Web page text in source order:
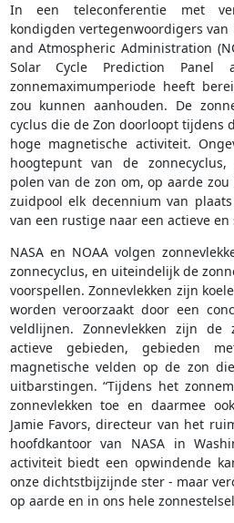
In een teleconferentie met
kondigden vertegenwoordigers van
and Atmospheric Administration
Solar Cycle Prediction
zonnemaximumperiode heeft
zou kunnen aanhouden. De
cyclus die de Zon doorloopt tijdens
hoge magnetische activiteit.
hoogtepunt van de
polen van de zon om, op aarde
zuidpool elk decennium van
van een rustige naar een actieve
NASA en NOAA volgen
zonnecyclus, en uiteindelijk de
voorspellen. Zonnevlekken zijn
worden veroorzaakt door een
veldlijnen. Zonnevlekken zijn de
actieve gebieden, gebieden
magnetische velden op de zon
uitbarstingen. “Tijdens het
zonnevlekken toe en daarmee
Jamie Favors, directeur van het
hoofdkantoor van NASA in
activiteit biedt een opwindende
onze dichtstbijzijnde ster - maar
op aarde en in ons hele